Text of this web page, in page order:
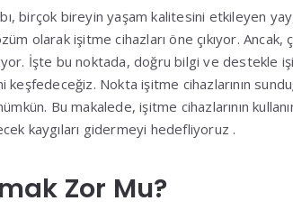
birçok bireyin yaşam kalitesini etkileyen
olarak işitme cihazları öne çıkıyor. Ancak,
İşte bu noktada, doğru bilgi ve destekle
Nokta işitme cihazlarının
Bu makalede, işitme cihazlarının
kaygıları gidermeyi hedefliyoruz .
Zor Mu?